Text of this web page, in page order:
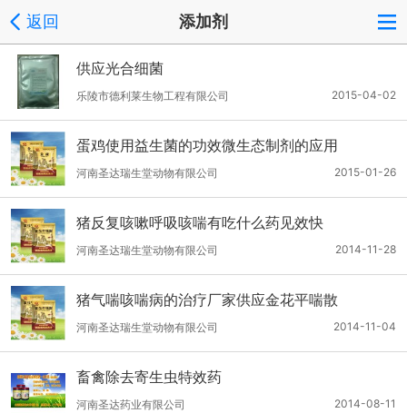
返回 添加剂
供应光合细菌
2015-04-02
乐陵市德利莱生物工程有限公司
蛋鸡使用益生菌的功效微生态制剂的应用
2015-01-26
河南圣达瑞生堂动物有限公司
猪反复咳嗽呼吸咳喘有吃什么药见效快
2014-11-28
河南圣达瑞生堂动物有限公司
猪气喘咳喘病的治疗厂家供应金花平喘散
2014-11-04
河南圣达瑞生堂动物有限公司
畜禽除去寄生虫特效药
2014-08-11
河南圣达药业有限公司